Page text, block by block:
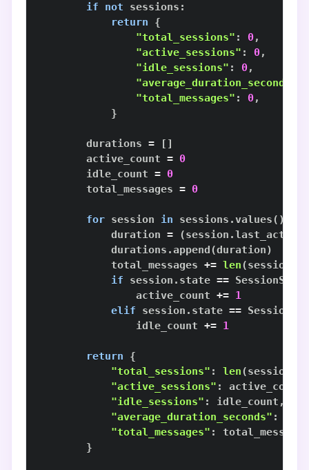
if
not sessions :
return
{
"total_sessions" : 0,
"active_sessions" : 0,
"idle_sessions" : 0,
"average_duration_seconds"
"total_messages" : 0,
}
        durations
= [ ]
        active_count
= 0
        idle_count
= 0
        total_messages
= 0
for session in sessions .values( )
            duration
= (session .
            durations
.append(duration)
            total_messages
+= len(session
if session . state == SessionState
                active_count
+= 1
elif session . state ==
                idle_count
+= 1
return
{
"total_sessions" : len(sessions
"active_sessions" : active_count
"idle_sessions" : idle_count ,
"average_duration_seconds" :
"total_messages" :
total_messages
}